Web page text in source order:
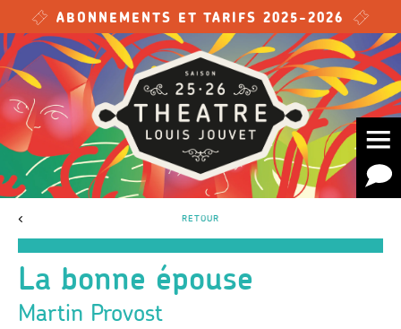
Skip to main content
ABONNEMENTS ET TARIFS 2025-2026
< RETOUR
La bonne épouse
Martin Provost